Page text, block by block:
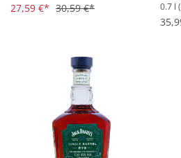
Durchschnittliche Bewertung von 5
27,59 €* 30,59 €* 0.7 l